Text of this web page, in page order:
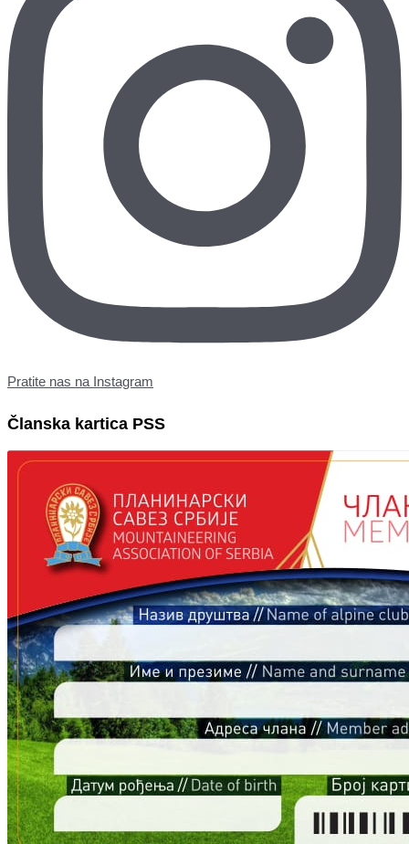
Pratite nas na Instagram
Članska kartica PSS